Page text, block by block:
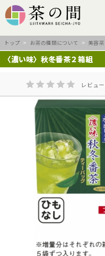
トップ > お茶の種類について > 美容茶
〈濃い味〉秋冬番茶２箱組
レビュー